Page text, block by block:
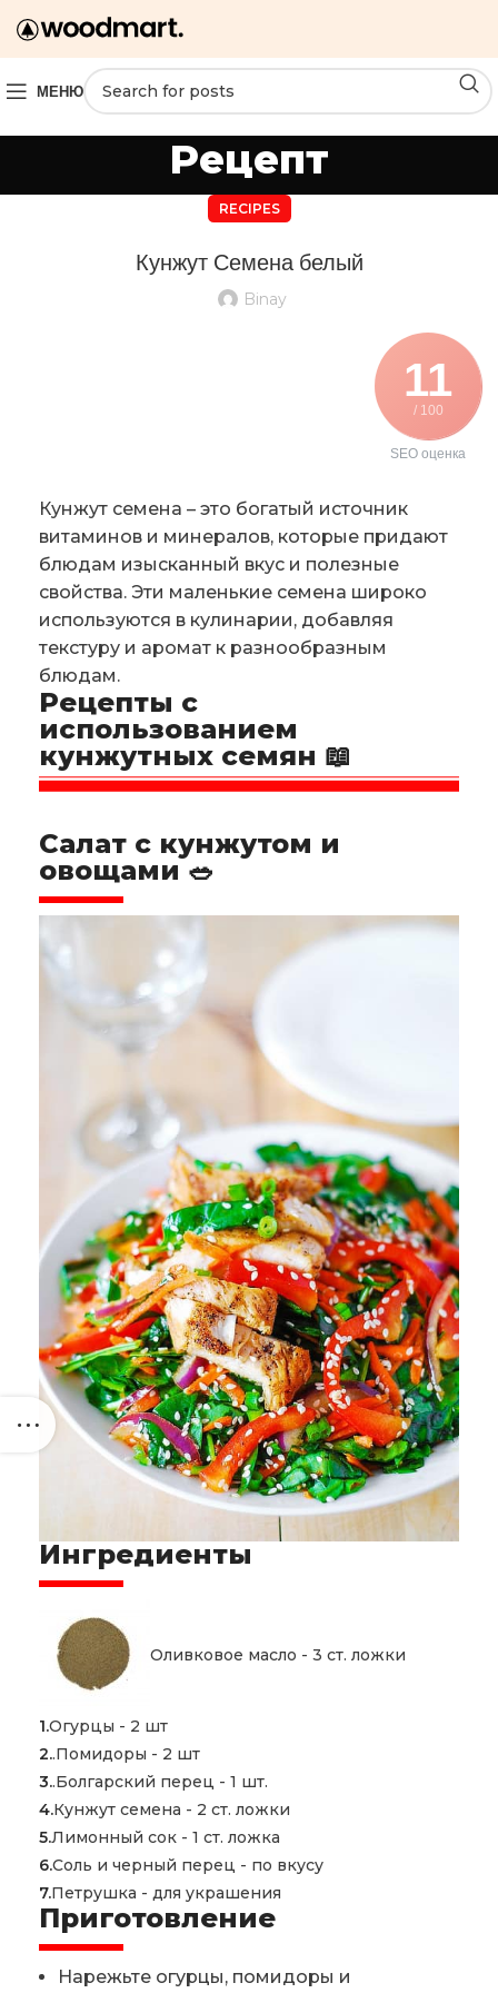
МЕНЮ
Рецепт
RECIPES
Кунжут Семена белый
Binay
11
/ 100
SEO оценка
Кунжут семена – это богатый источник
витаминов и минералов, которые придают
блюдам изысканный вкус и полезные
свойства. Эти маленькие семена широко
используются в кулинарии, добавляя
текстуру и аромат к разнообразным
блюдам.
Рецепты с
использованием
кунжутных семян 📖
Салат с кунжутом и
овощами 🥗
Ингредиенты
Оливковое масло - 3 ст. ложки
Огурцы - 2 шт
.Помидоры - 2 шт
.Болгарский перец - 1 шт.
Кунжут семена - 2 ст. ложки
Лимонный сок - 1 ст. ложка
Соль и черный перец - по вкусу
Петрушка - для украшения
Приготовление
Нарежьте огурцы, помидоры и